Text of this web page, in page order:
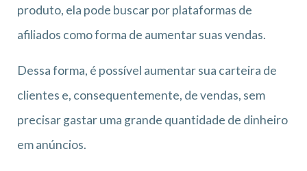
produto, ela pode buscar por plataformas de
afiliados como forma de aumentar suas vendas.
Dessa forma, é possível aumentar sua carteira de
clientes e, consequentemente, de vendas, sem
precisar gastar uma grande quantidade de dinheiro
em anúncios.